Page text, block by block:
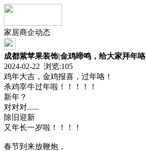
家居商企动态
成都紫苹果装饰|金鸡啼鸣，给大家拜年咯
2024-02-22 浏览:105
鸡年大吉，金鸡报喜，过年咯！
杀鸡宰牛过年啦！！！！！
新年？
对对对......
除旧迎新
又年长一岁啦！！！！
春节到来放鞭炮，